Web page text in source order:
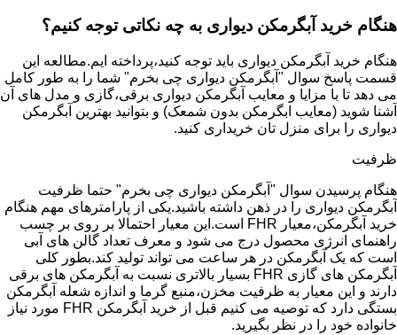
هنگام خرید آبگرمکن دیواری به چه نکاتی توجه کنیم؟
هنگام خرید آبگرمکن دیواری باید توجه کنید،پرداخته ایم.مطالعه این
قسمت پاسخ سوال "آبگرمکن دیواری چی بخرم" شما را به طور کامل
می دهد تا با مزایا و معایب آبگرمکن دیواری برقی،گازی و مدل های آن
آشنا شوید (معایب ابگرمکن بدون شمعک) و بتوانید بهترین آبگرمکن
دیواری را برای منزل تان خریداری کنید.
ظرفیت
هنگام پرسیدن سوال "آبگرمکن دیواری چی بخرم" حتما ظرفیت
آبگرمکن دیواری را در ذهن داشته باشید.یکی از پارامترهای مهم هنگام
خرید آبگرمکن،معیار FHR است.این معیار احتمالا بر روی بر چسب
راهنمای انرژی محصول درج می شود و معرف تعداد گالن های آبی
است که یک آبگرمکن در هر ساعت می تواند تولید کند.بطور کلی
آبگرمکن های گازی FHR بسیار بالاتری نسبت به آبگرمکن های برقی
دارند و این معیار به ظرفیت مخزن،منبع گرما و اندازه شعله آبگرمکن
بستگی دارد که توصیه می کنیم قبل از خرید آبگرمکن FHR مورد نیاز
خانواده خود را در نظر بگیرید.